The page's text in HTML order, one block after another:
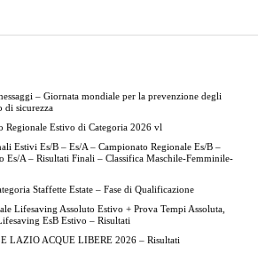
– Giornata mondiale per la prevenzione degli
di sicurezza
Regionale Estivo di Categoria 2026 vl
Estivi Es/B – Es/A – Campionato Regionale Es/B –
Es/A – Risultati Finali – Classifica Maschile-Femminile-
Staffette Estate – Fase di Qualificazione
Lifesaving Assoluto Estivo + Prova Tempi Assoluta,
EsB Estivo – Risultati
LAZIO ACQUE LIBERE 2026 – Risultati